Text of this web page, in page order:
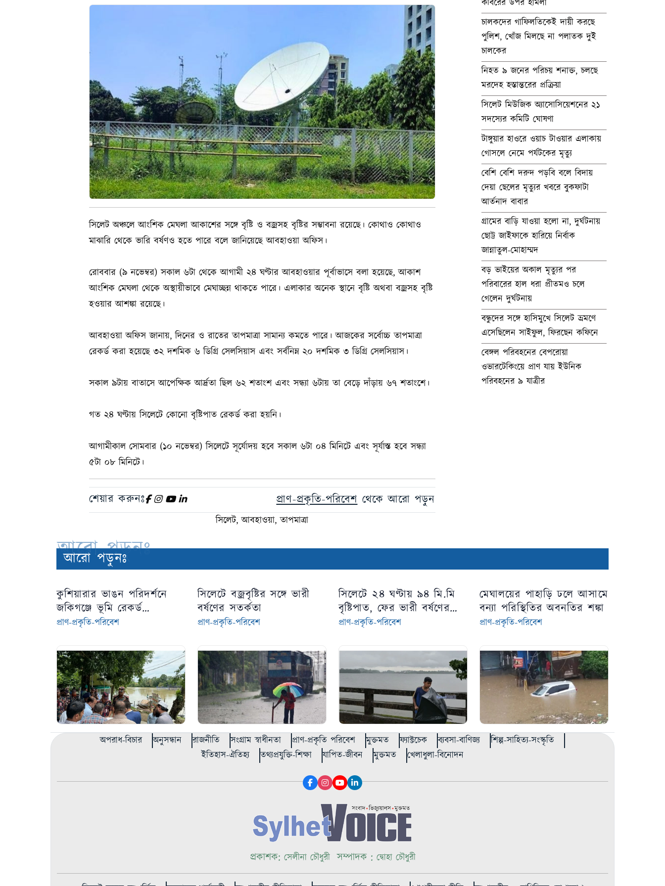
সিলেট অঞ্চলে আংশিক মেঘলা আকাশের সঙ্গে বৃষ্টি ও বজ্রসহ বৃষ্টির সম্ভাবনা রয়েছে। কোথাও কোথাও
মাঝারি থেকে ভারি বর্ষণও হতে পারে বলে জানিয়েছে আবহাওয়া অফিস।
রোববার (৯ নভেম্বর) সকাল ৬টা থেকে আগামী ২৪ ঘণ্টার আবহাওয়ার পূর্বাভাসে বলা হয়েছে, আকাশ
আংশিক মেঘলা থেকে অস্থায়ীভাবে মেঘাচ্ছন্ন থাকতে পারে। এলাকার অনেক স্থানে বৃষ্টি অথবা বজ্রসহ বৃষ্টি
হওয়ার আশঙ্কা রয়েছে।
আবহাওয়া অফিস জানায়, দিনের ও রাতের তাপমাত্রা সামান্য কমতে পারে। আজকের সর্বোচ্চ তাপমাত্রা
রেকর্ড করা হয়েছে ৩২ দশমিক ৬ ডিগ্রি সেলসিয়াস এবং সর্বনিম্ন ২০ দশমিক ৩ ডিগ্রি সেলসিয়াস।
সকাল ৯টায় বাতাসে আপেক্ষিক আর্দ্রতা ছিল ৬২ শতাংশ এবং সন্ধ্যা ৬টায় তা বেড়ে দাঁড়ায় ৬৭ শতাংশে।
গত ২৪ ঘণ্টায় সিলেটে কোনো বৃষ্টিপাত রেকর্ড করা হয়নি।
আগামীকাল সোমবার (১০ নভেম্বর) সিলেটে সূর্যোদয় হবে সকাল ৬টা ০৪ মিনিটে এবং সূর্যাস্ত হবে সন্ধ্যা
৫টা ০৮ মিনিটে।
শেয়ার করুনঃ প্রাণ-প্রকৃতি-পরিবেশ থেকে আরো পড়ুন
সিলেট, আবহাওয়া, তাপমাত্রা
কবিরের উপর হামলা
চালকদের গাফিলতিকেই দায়ী করছে
পুলিশ, খোঁজ মিলছে না পলাতক দুই
চালকের
নিহত ৯ জনের পরিচয় শনাক্ত, চলছে
মরদেহ হস্তান্তরের প্রক্রিয়া
সিলেট মিউজিক অ্যাসোসিয়েশনের ২১
সদস্যের কমিটি ঘোষণা
টাঙ্গুয়ার হাওরে ওয়াচ টাওয়ার এলাকায়
গোসলে নেমে পর্যটকের মৃত্যু
বেশি বেশি দরুদ পড়বি বলে বিদায়
দেয়া ছেলের মৃত্যুর খবরে বুকফাটা
আর্তনাদ বাবার
গ্রামের বাড়ি যাওয়া হলো না, দুর্ঘটনায়
ছোট্ট জাইফাকে হারিয়ে নির্বাক
জান্নাতুল-মোহাম্মদ
বড় ভাইয়ের অকাল মৃত্যুর পর
পরিবারের হাল ধরা প্রীতমও চলে
গেলেন দুর্ঘটনায়
বন্ধুদের সঙ্গে হাসিমুখে সিলেট ভ্রমণে
এসেছিলেন সাইফুল, ফিরছেন কফিনে
বেঙ্গল পরিবহনের বেপরোয়া
ওভারটেকিংয়ে প্রাণ যায় ইউনিক
পরিবহনের ৯ যাত্রীর
আরো পড়ুনঃ
আরো পড়ুনঃ
কুশিয়ারার ভাঙন পরিদর্শনে
জকিগঞ্জে ভূমি রেকর্ড
অধিদপ্তরের মহাপরিচালক
প্রাণ-প্রকৃতি-পরিবেশ
সিলেটে বজ্রবৃষ্টির সঙ্গে ভারী
বর্ষণের সতর্কতা
প্রাণ-প্রকৃতি-পরিবেশ
সিলেটে ২৪ ঘণ্টায় ৯৪ মি.মি
বৃষ্টিপাত, ফের ভারী বর্ষণের
শঙ্কা
প্রাণ-প্রকৃতি-পরিবেশ
মেঘালয়ের পাহাড়ি ঢলে আসামে
বন্যা পরিস্থিতির অবনতির শঙ্কা
প্রাণ-প্রকৃতি-পরিবেশ
অপরাধ-বিচার অনুসন্ধান রাজনীতি সংগ্রাম স্বাধীনতা প্রাণ-প্রকৃতি পরিবেশ মুক্তমত ফ্যাক্টচেক ব্যবসা-বাণিজ্য
শিল্প-সাহিত্য-সংস্কৃতি
ইতিহাস-ঐতিহ্য
তথ্যপ্রযুক্তি-শিক্ষা যাপিত-জীবন মুক্তমত খেলাধুলা-বিনোদন
প্রকাশক: সেলীনা চৌধুরীসম্পাদক : দ্বোহা চৌধুরী